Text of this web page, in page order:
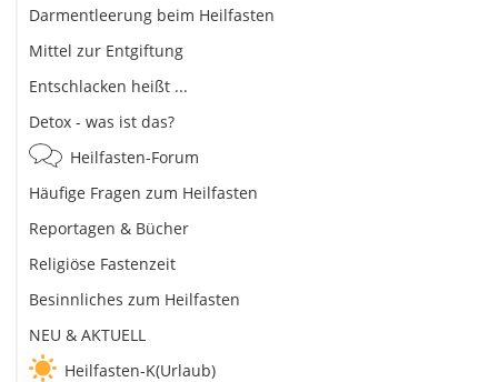
Darmentleerung beim Heilfasten
Mittel zur Entgiftung
Entschlacken heißt ...
Detox - was ist das?
Heilfasten-Forum
Häufige Fragen zum Heilfasten
Reportagen & Bücher
Religiöse Fastenzeit
Besinnliches zum Heilfasten
NEU & AKTUELL
Heilfasten-K(Urlaub)